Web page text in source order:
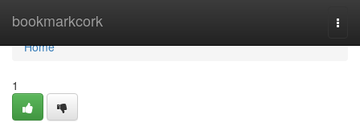
bookmarkcork
Home
Home
1